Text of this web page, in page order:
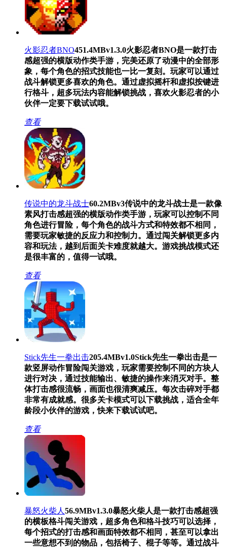
火影忍者BNO451.4MBv1.3.0火影忍者BNO是一款打击
感超强的横版动作类手游，完美还原了动漫中的全部形
象，每个角色的招式技能也一比一复刻。玩家可以通过
战斗解锁更多喜欢的角色。通过虚拟摇杆和虚拟按键进
行格斗，超多玩法内容能解锁挑战，喜欢火影忍者的小
伙伴一定要下载试试哦。
查看
传说中的龙斗战士60.2MBv3传说中的龙斗战士是一款像
素风打击感超强的横版动作类手游，玩家可以控制不同
角色进行冒险，每个角色的战斗方式和特效都不相同，
需要玩家敏捷的反应力和控制力。通过闯关解锁更多内
容和玩法，越到后面关卡难度就越大。游戏挑战模式还
是很丰富的，值得一试哦。
查看
Stick先生一拳出击205.4MBv1.0Stick先生一拳出击是一
款竖屏动作冒险闯关游戏，玩家需要控制不同的方块人
进行对决，通过技能输出、敏捷的操作来消灭对手。整
体打击感很流畅，画面也很清爽减压。每次击碎对手都
非常有成就感。很多关卡模式可以下载挑战，适合全年
龄段小伙伴的游戏，快来下载试试吧。
查看
暴怒火柴人 56.9MBv1.3.0暴怒火柴人是一款打击感超强
的横板格斗闯关游戏，超多角色和格斗技巧可以选择，
每个招式的打击感和画面特效都不相同，甚至可以拿出
一些意想不到的物品，包括椅子、棍子等等。通过战斗